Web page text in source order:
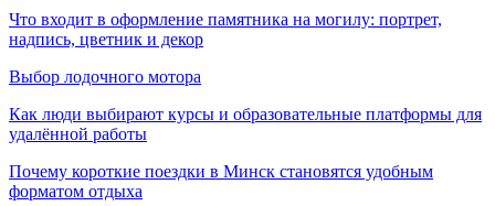
Что входит в оформление памятника на могилу: портрет,
надпись, цветник и декор
Выбор лодочного мотора
Как люди выбирают курсы и образовательные платформы для
удалённой работы
Почему короткие поездки в Минск становятся удобным
форматом отдыха